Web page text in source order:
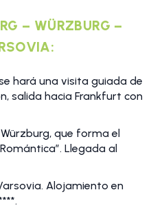
– WÜRZBURG –
hará una visita guiada de
salida hacia Frankfurt con
que forma el
Llegada al
Alojamiento en